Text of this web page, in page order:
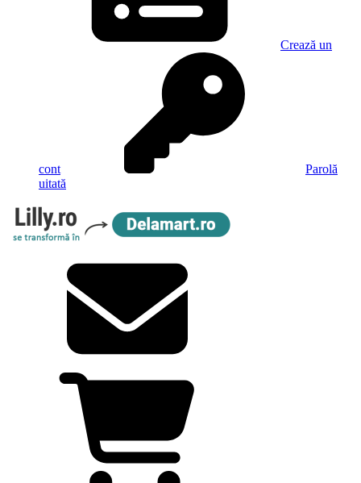
Crează un
cont
Parolă
uitată